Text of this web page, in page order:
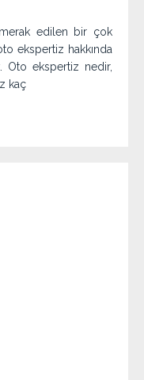
edilen bir çok
ekspertiz hakkında
Oto ekspertiz nedir,
kaç